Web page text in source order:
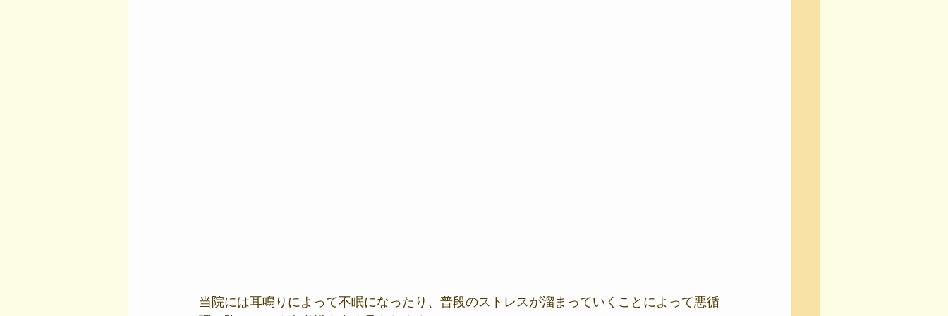
当院には耳鳴りによって不眠になったり、普段のストレスが溜まっていくことによって悪循